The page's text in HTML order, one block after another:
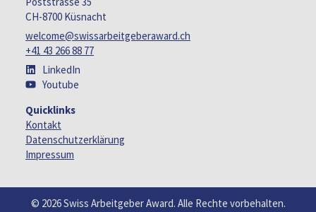
CH-8700 Küsnacht
welcome@swissarbeitgeberaward.ch
+41 43 266 88 77
LinkedIn
Youtube
Quicklinks
Kontakt
Datenschutzerklärung
Impressum
© 2026 Swiss Arbeitgeber Award. Alle Rechte vorbehalten.